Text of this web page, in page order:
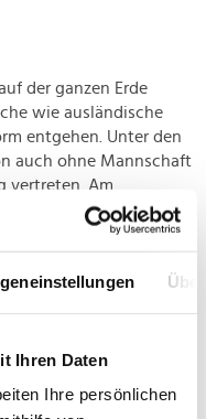
Ihren Daten
Ihre persönlichen
der ganzen Erde
wie ausländische
entgehen. Unter den
auch ohne Mannschaft
vertreten. Am
Hintertreffen
chinesischen
Unternehmen wie